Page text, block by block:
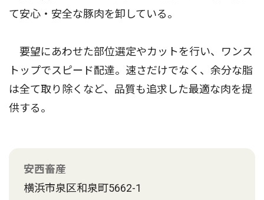
て安心・安全な豚肉を卸している。
要望にあわせた部位選定やカットを行い、ワンス
トップでスピード配達。速さだけでなく、余分な脂
は全て取り除くなど、品質も追求した最適な肉を提
供する。
安西畜産
横浜市泉区和泉町5662-1